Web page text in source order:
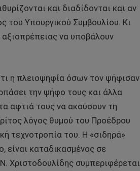
και διαδίδονται και αν
του Υπουργικού Συμβουλίου. Κι
να υποβάλουν
η πλειοψηφία όσων τον ψήφισαν
την ψήφο τους και άλλα
αφτιά τους να ακούσουν τη
λόγος θυμού του Προέδρου
τεχνοτροπία του. Η «σιδηρά»
είναι καταδικασμένος σε
Χριστοδουλίδης συμπεριφέρεται